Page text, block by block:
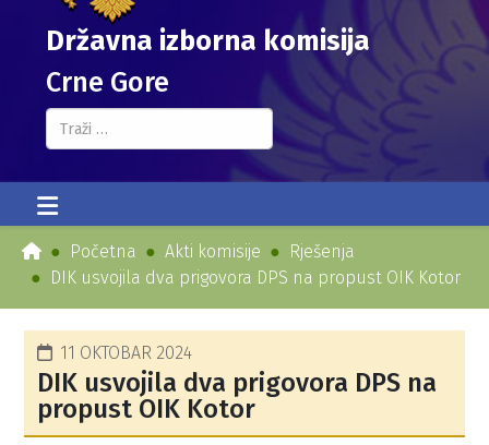
Državna izborna komisija
Crne Gore
Pretraga...
Početna Akti komisije
Rješenja
DIK usvojila dva prigovora DPS na propust OIK Kotor
11 OKTOBAR 2024
DIK usvojila dva prigovora DPS na
propust OIK Kotor